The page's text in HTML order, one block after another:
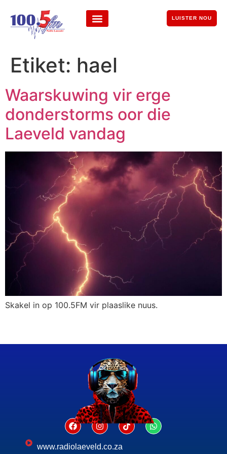
LUISTER NOU
Etiket: hael
Waarskuwing vir erge
donderstorms oor die
Laeveld vandag
Skakel in op 100.5FM vir plaaslike nuus.
www.radiolaeveld.co.za